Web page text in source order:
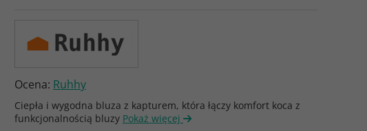
Ocena: Ruhhy
Ciepła i wygodna bluza z kapturem, która łączy komfort koca z
funkcjonalnością bluzy Pokaż więcej